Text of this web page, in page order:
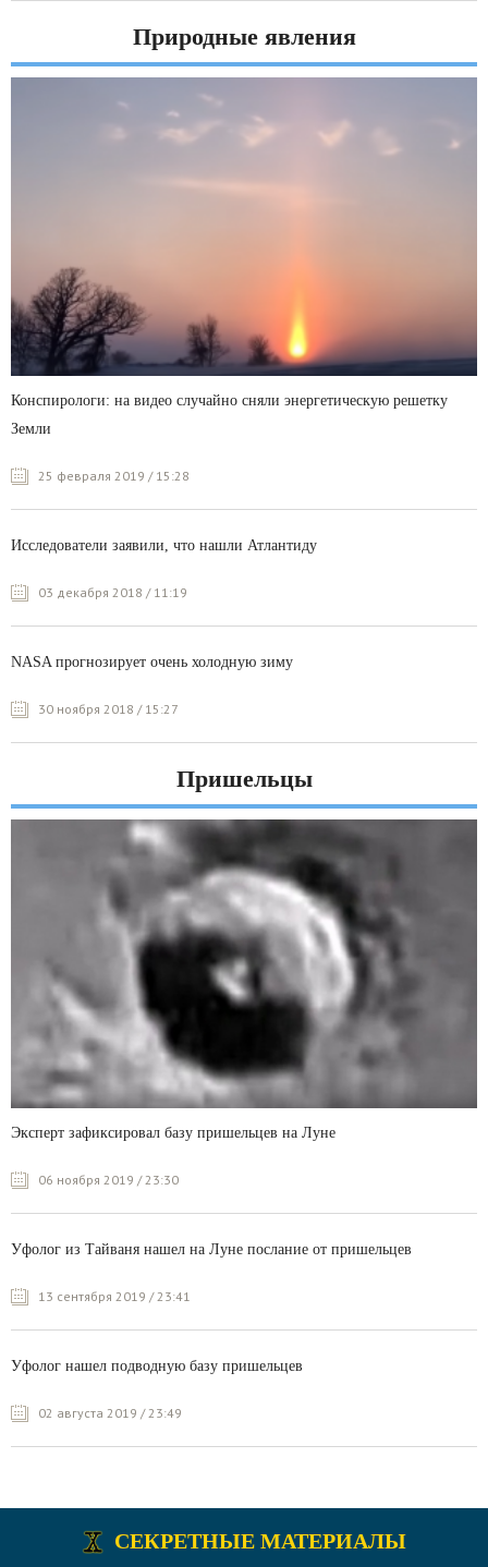
Природные явления
Конспирологи: на видео случайно сняли энергетическую решетку
Земли
25 февраля 2019 / 15:28
Исследователи заявили, что нашли Атлантиду
03 декабря 2018 / 11:19
NASA прогнозирует очень холодную зиму
30 ноября 2018 / 15:27
Пришельцы
Эксперт зафиксировал базу пришельцев на Луне
06 ноября 2019 / 23:30
Уфолог из Тайваня нашел на Луне послание от пришельцев
13 сентября 2019 / 23:41
Уфолог нашел подводную базу пришельцев
02 августа 2019 / 23:49
СЕКРЕТНЫЕ МАТЕРИАЛЫ